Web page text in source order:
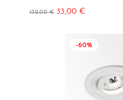
132,00€ 33,00 €
-60%